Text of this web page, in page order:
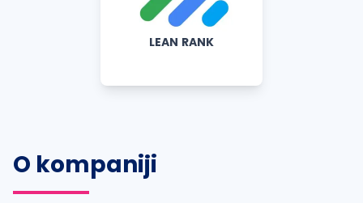
LEAN RANK
O kompaniji